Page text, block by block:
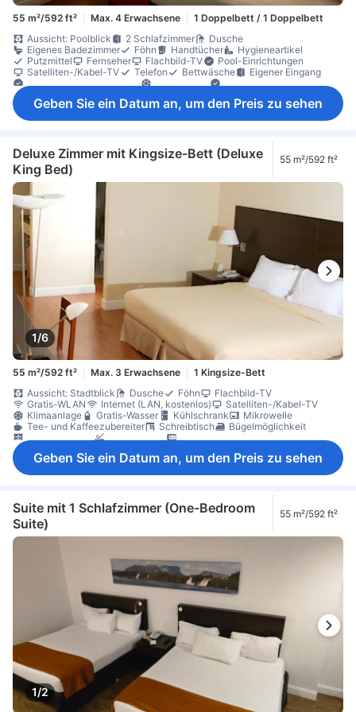
55 m²/592 ft² Max. 4 Erwachsene
1 Doppelbett / 1 Doppelbett
Aussicht: Poolblick
2 Schlafzimmer
Dusche
Eigenes Badezimmer
Föhn Handtücher
Hygieneartikel
Putzmittel
Fernseher Flachbild-TV
Pool-Einrichtungen
Satelliten-/Kabel-TV
Telefon Bettwäsche
Eigener Eingang
Tee- und Kaffeezubereiter
Essbereich (separat)
Mülleimer
Rauchmelder
Schließfach im Zimmer
Sicherheitsfunktionen
Zugang über Aufzug
Geben Sie ein Datum an, um den Preis zu sehen
Deluxe Zimmer mit Kingsize-Bett (Deluxe
King Bed)
55 m²/592 ft²
1/6
55 m²/592 ft² Max. 3 Erwachsene
1 Kingsize-Bett
Aussicht: Stadtblick
Dusche Föhn
Flachbild-TV
Gratis-WLAN
Internet (LAN, kostenlos)
Satelliten-/Kabel-TV
Klimaanlage
Gratis-Wasser Kühlschrank
Mikrowelle
Tee- und Kaffeezubereiter
Schreibtisch
Bügelmöglichkeit
Geben Sie ein Datum an, um den Preis zu sehen
Suite mit 1 Schlafzimmer (One-Bedroom
Suite)
55 m²/592 ft²
1/2